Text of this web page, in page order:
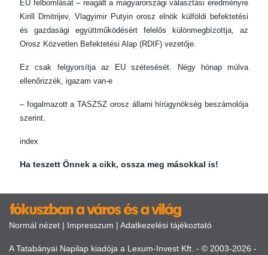
EU felbomlását – reagált a magyarországi választási eredményre
Kirill Dmitrijev, Vlagyimir Putyin orosz elnök külföldi befektetési
és gazdasági együttműködésért felelős különmegbízottja, az
Orosz Közvetlen Befektetési Alap (RDIF) vezetője.
Ez csak felgyorsítja az EU szétesését. Négy hónap múlva
ellenőrizzék, igazam van-e
– fogalmazott a TASZSZ orosz állami hírügynökség beszámolója
szerint.
index
Ha teszett Önnek a cikk, ossza meg másokkal is!
Normál nézet | Impresszum | Adatkezelési tájékoztató
A Tatabányai Napilap kiadója a Lexum-Invest Kft. - © 2003-2026 -